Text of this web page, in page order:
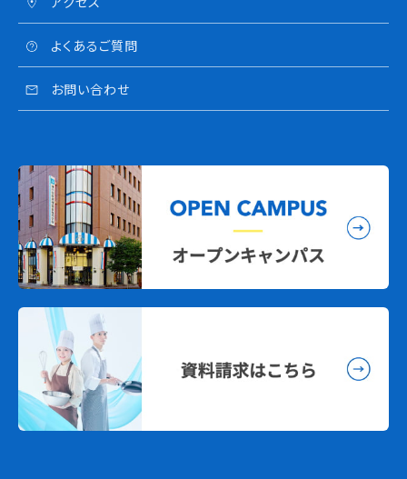
よくあるご質問
お問い合わせ